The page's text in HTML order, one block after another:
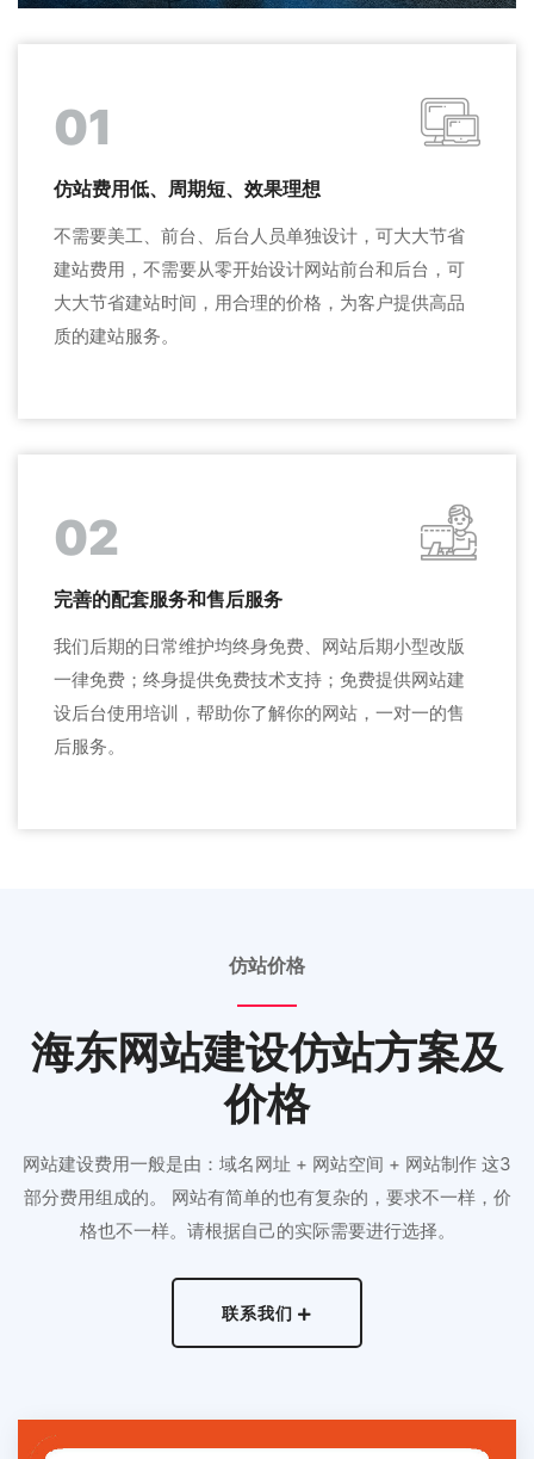
01
仿站费用低、周期短、效果理想
不需要美工、前台、后台人员单独设计，可大大节省
建站费用，不需要从零开始设计网站前台和后台，可
大大节省建站时间，用合理的价格，为客户提供高品
质的建站服务。
02
完善的配套服务和售后服务
我们后期的日常维护均终身免费、网站后期小型改版
一律免费；终身提供免费技术支持；免费提供网站建
设后台使用培训，帮助你了解你的网站，一对一的售
后服务。
仿站价格
海东网站建设仿站方案及
价格
网站建设费用一般是由：域名网址 + 网站空间 + 网站制作 这3
部分费用组成的。 网站有简单的也有复杂的，要求不一样，价
格也不一样。请根据自己的实际需要进行选择。
联系我们